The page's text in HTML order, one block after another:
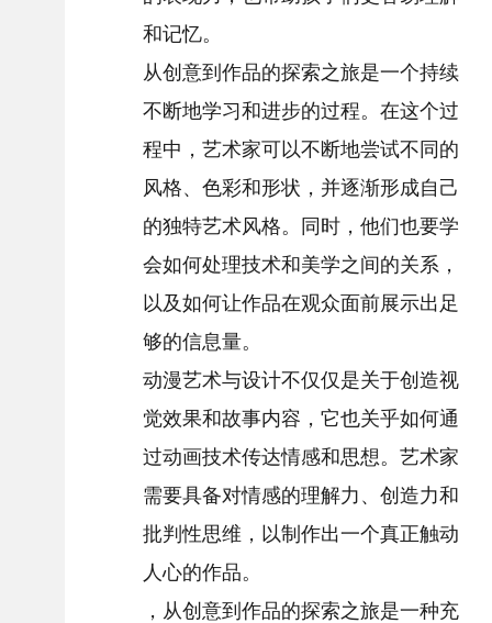
和记忆。
从创意到作品的探索之旅是一个持续
不断地学习和进步的过程。在这个过
程中，艺术家可以不断地尝试不同的
风格、色彩和形状，并逐渐形成自己
的独特艺术风格。同时，他们也要学
会如何处理技术和美学之间的关系，
以及如何让作品在观众面前展示出足
够的信息量。
动漫艺术与设计不仅仅是关于创造视
觉效果和故事内容，它也关乎如何通
过动画技术传达情感和思想。艺术家
需要具备对情感的理解力、创造力和
批判性思维，以制作出一个真正触动
人心的作品。
，从创意到作品的探索之旅是一种充